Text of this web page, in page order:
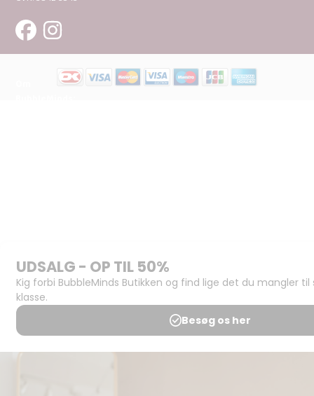
Support og
juridisk:
Spørgsmål og
svar
Medlemsbetingelser
Handels- og